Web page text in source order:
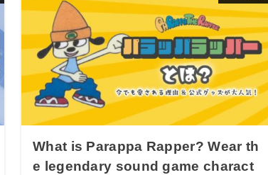
What is Parappa Rapper? Wear th
e legendary sound game charact